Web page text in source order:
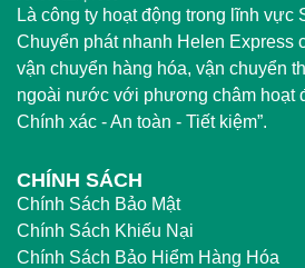
Là công ty hoạt động trong lĩnh vực
Chuyển phát nhanh Helen Express
vận chuyển hàng hóa, vận chuyển
ngoài nước với phương châm hoạt
Chính xác - An toàn - Tiết kiệm”.
CHÍNH SÁCH
Chính Sách Bảo Mật
Chính Sách Khiếu Nại
Chính Sách Bảo Hiểm Hàng Hóa